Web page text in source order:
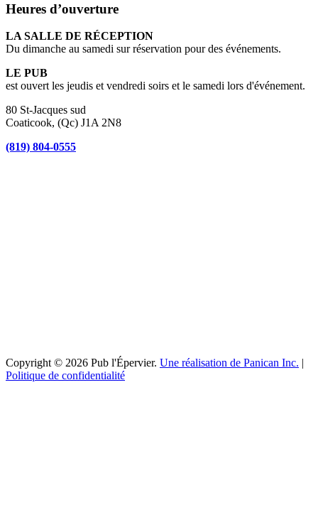
Heures d’ouverture
LA SALLE DE RÉCEPTION
Du dimanche au samedi sur réservation pour des événements.
LE PUB
est ouvert les jeudis et vendredi soirs et le samedi lors d'événement.
80 St-Jacques sud
Coaticook, (Qc) J1A 2N8
(819) 804-0555
Copyright © 2026 Pub l'Épervier. Une réalisation de Panican Inc. |
Politique de confidentialité